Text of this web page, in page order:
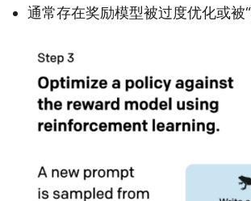
通常存在奖励模型被过度优化或被